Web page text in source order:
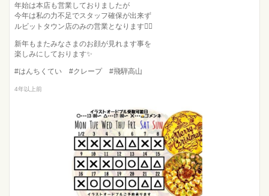
年始は本店も営業しておりましたが
今年は私の力不足でスタッフ確保が出来ず
ルビットタウン店のみの営業となります🙇‍♂️
新年もまたみなさまのお顔が見れます事を
楽しみにしております✨
#はんちくてい #クレープ #飛騨高山
4年以上前